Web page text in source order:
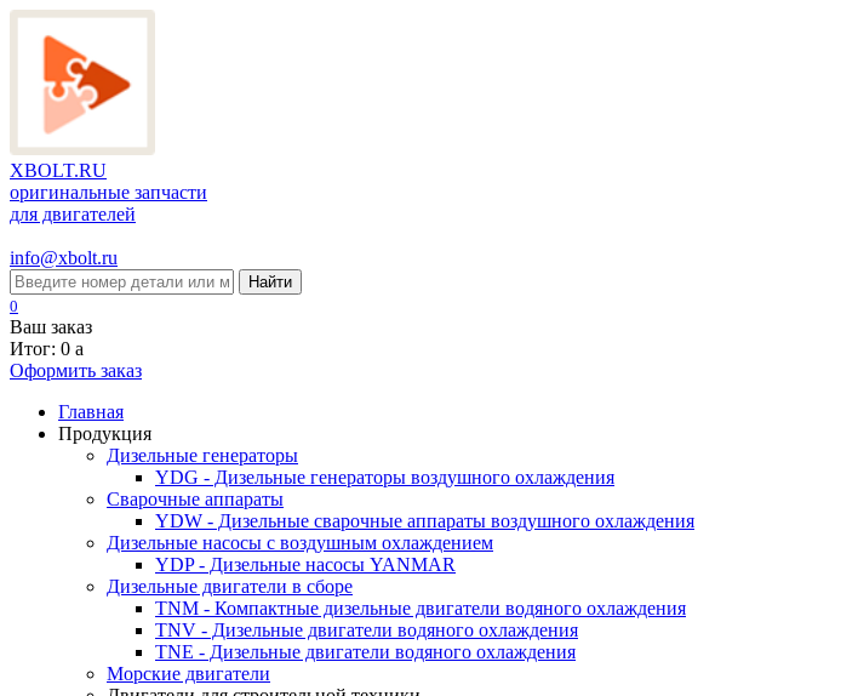
XBOLT.RU
оригинальные запчасти
для двигателей
info@xbolt.ru
Найти
0
Ваш заказ
Итог: 0 a
Оформить заказ
Главная
Продукция
Дизельные генераторы
YDG - Дизельные генераторы воздушного охлаждения
Cварочные аппараты
YDW - Дизельные сварочные аппараты воздушного охлаждения
Дизельные насосы с воздушным охлаждением
YDP - Дизельные насосы YANMAR
Дизельные двигатели в сборе
TNM - Компактные дизельные двигатели водяного охлаждения
TNV - Дизельные двигатели водяного охлаждения
TNE - Дизельные двигатели водяного охлаждения
Морские двигатели